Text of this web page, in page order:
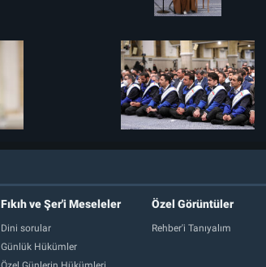
Fıkıh ve Şer'i Meseleler
Dini sorular
Günlük Hükümler
Özel Görüntüler
Rehber'i Tanıyalım